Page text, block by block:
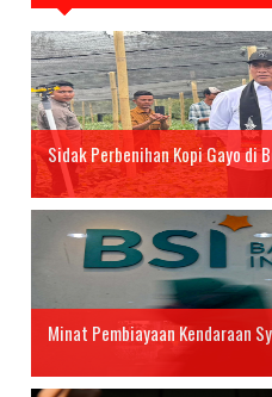
Sidak Perbenihan Kopi Gayo di
Minat Pembiayaan Kendaraan